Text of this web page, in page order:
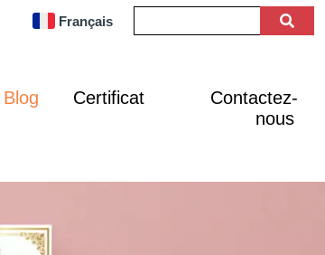
Français
Blog Certificat
Contactez-
nous